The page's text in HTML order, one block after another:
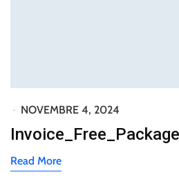
NOVEMBRE 4, 2024
Read More